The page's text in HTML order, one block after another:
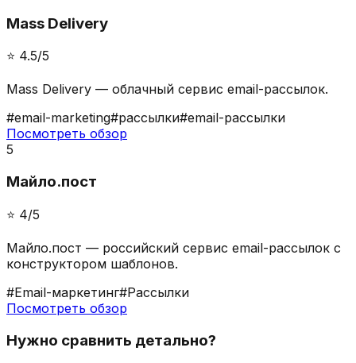
Mass Delivery
⭐️ 4.5/5
Mass Delivery — облачный сервис email-рассылок.
#email-marketing#рассылки#email-рассылки
Посмотреть обзор
5
Майло.пост
⭐️ 4/5
Майло.пост — российский сервис email-рассылок с
конструктором шаблонов.
#Email-маркетинг#Рассылки
Посмотреть обзор
Нужно сравнить детально?